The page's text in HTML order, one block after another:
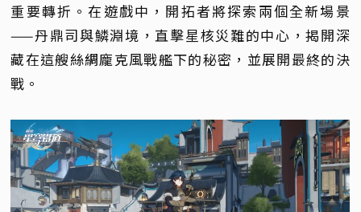
重要轉折。在遊戲中，開拓者將探索兩個全新場景
——丹鼎司與鱗淵境，直擊星核災難的中心，揭開深
藏在這艘絲綢龐克風戰艦下的秘密，並展開最終的決
戰。